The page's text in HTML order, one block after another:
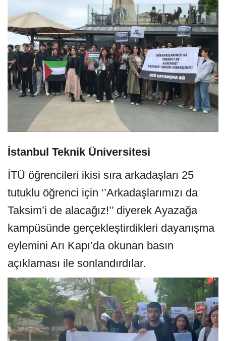
İstanbul Teknik Üniversitesi
İTÜ öğrencileri ikisi sıra arkadaşları 25
tutuklu öğrenci için ‘’Arkadaşlarımızı da
Taksim’i de alacağız!’’ diyerek Ayazağa
kampüsünde gerçekleştirdikleri dayanışma
eylemini Arı Kapı’da okunan basın
açıklaması ile sonlandırdılar.